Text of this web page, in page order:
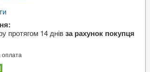
протягом 14 днівза рахунок покупця